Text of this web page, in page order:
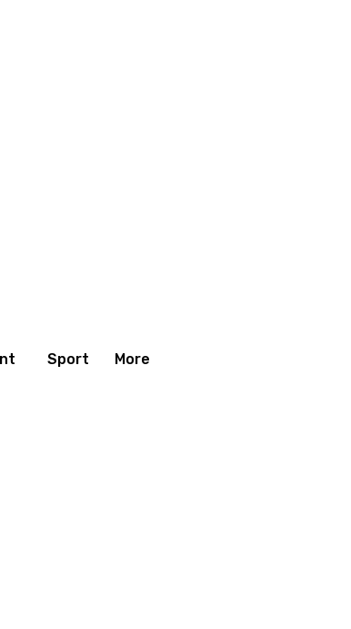
Sport More